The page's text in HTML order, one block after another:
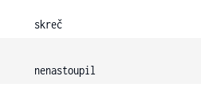
skreč
nenastoupil